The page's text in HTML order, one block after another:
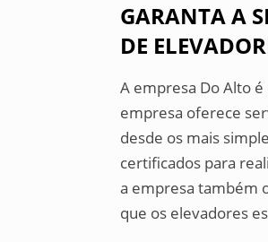
GARANTA A
DE
A empresa Do Alto
empresa oferece
desde os mais
certificados para
a empresa também
que os elevadores